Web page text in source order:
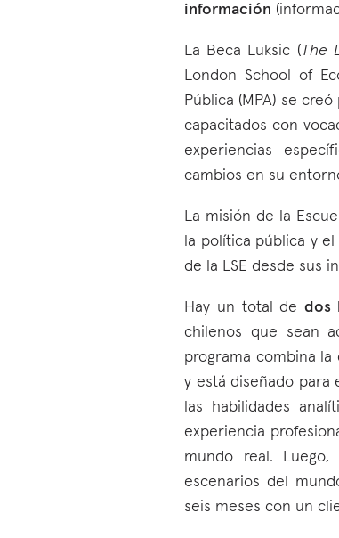
información
La Beca Luksic (The
London School of
Pública (MPA) se
capacitados con
experiencias
cambios en su
La misión de la
la política pública y
de la LSE desde sus
Hay un total dedos
chilenos que sean
programa combina
y está diseñado para
las habilidades
experiencia
mundo real. Luego,
escenarios del
seis meses con un